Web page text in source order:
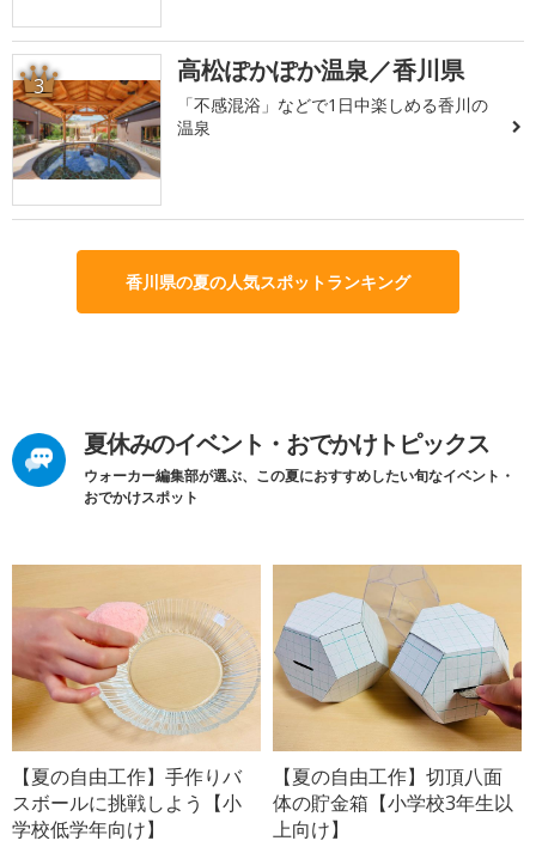
3 高松ぽかぽか温泉／香川県
「不感混浴」などで1日中楽しめる香川の
温泉
香川県の夏の人気スポットランキング
夏休みのイベント・おでかけトピックス
ウォーカー編集部が選ぶ、この夏におすすめしたい旬なイベント・
おでかけスポット
【夏の自由工作】手作りバ
スボールに挑戦しよう【小
学校低学年向け】
【夏の自由工作】切頂八面
体の貯金箱【小学校3年生以
上向け】